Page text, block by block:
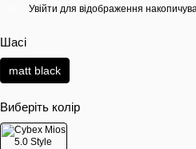
Увійти для відображення
Шасі
matt black
Виберіть колір